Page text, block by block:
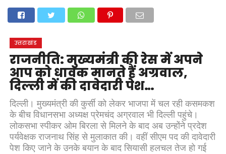
देहरादूननैनीताल
मनोरंजन
उत्तराखंड
राजनीति: मुख्यमंत्री की रेस में अपने
आप को धावक मानते हैं अग्रवाल,
दिल्ली में की दावेदारी पेश…
दिल्ली। मुख्यमंत्री की कुर्सी को लेकर भाजपा में चल रही कसमकश
के बीच विधानसभा अध्यक्ष प्रेमचंद अग्रवाल भी दिल्ली पहुंचे।
लोकसभा स्पीकर ओम बिरला से मिलने के बाद अब उन्होंने प्रदेश
पर्यवेक्षक राजनाथ सिंह से मुलाकात की। वहीं सीएम पद की दावेदारी
पेश किए जाने के उनके बयान के बाद सियासी हलचल तेज हो गई